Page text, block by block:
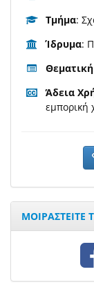
Τμήμα:
Ίδρυμα:
Άδεια
εμπορική